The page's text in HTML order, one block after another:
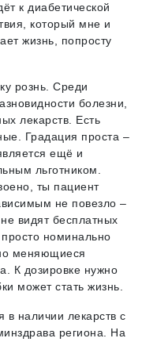
к диабетической
который мне и
жизнь, попросту
рознь. Среди
болезни,
лекарств. Есть
Градация проста –
ещё и
льготником.
ты пациент
не повезло –
видят бесплатных
номинально
меняющиеся
К дозировке нужно
может стать жизнь.
наличии лекарств с
региона. На